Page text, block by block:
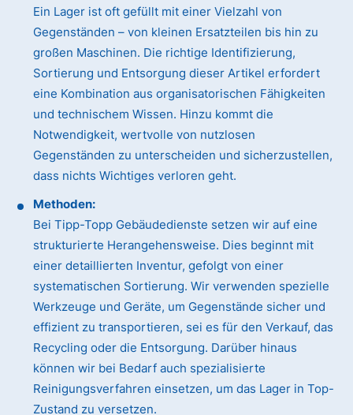
Ein Lager ist oft gefüllt mit einer Vielzahl von
Gegenständen – von kleinen Ersatzteilen bis hin zu
großen Maschinen. Die richtige Identifizierung,
Sortierung und Entsorgung dieser Artikel erfordert
eine Kombination aus organisatorischen Fähigkeiten
und technischem Wissen. Hinzu kommt die
Notwendigkeit, wertvolle von nutzlosen
Gegenständen zu unterscheiden und sicherzustellen,
dass nichts Wichtiges verloren geht.
Methoden:
Bei Tipp-Topp Gebäudedienste setzen wir auf eine
strukturierte Herangehensweise. Dies beginnt mit
einer detaillierten Inventur, gefolgt von einer
systematischen Sortierung. Wir verwenden spezielle
Werkzeuge und Geräte, um Gegenstände sicher und
effizient zu transportieren, sei es für den Verkauf, das
Recycling oder die Entsorgung. Darüber hinaus
können wir bei Bedarf auch spezialisierte
Reinigungsverfahren einsetzen, um das Lager in Top-
Zustand zu versetzen.